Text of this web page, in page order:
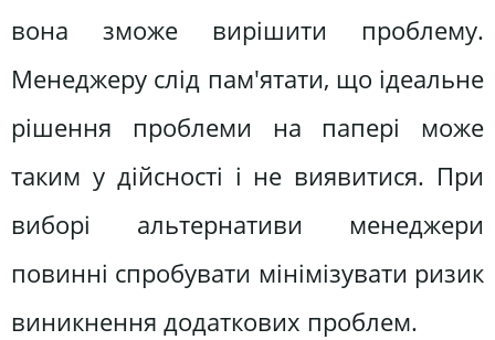
вона зможе вирішити проблему.
Менеджеру слід пам'ятати, що ідеальне
рішення проблеми на папері може
таким у дійсності і не виявитися. При
виборі альтернативи менеджери
повинні спробувати мінімізувати ризик
виникнення додаткових проблем.